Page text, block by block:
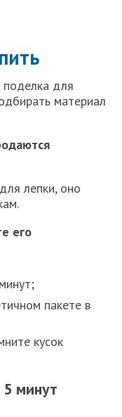
поделка для
материал
лепки, оно
его
пакете в
кусок
5 минут